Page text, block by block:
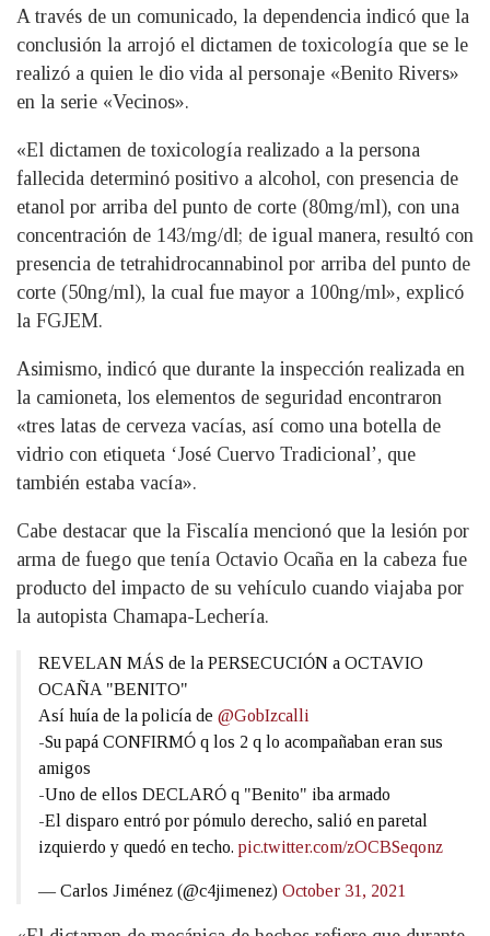
A través de un comunicado, la dependencia indicó que la
conclusión la arrojó el dictamen de toxicología que se le
realizó a quien le dio vida al personaje «Benito Rivers»
en la serie «Vecinos».
«El dictamen de toxicología realizado a la persona
fallecida determinó positivo a alcohol, con presencia de
etanol por arriba del punto de corte (80mg/ml), con una
concentración de 143/mg/dl; de igual manera, resultó con
presencia de tetrahidrocannabinol por arriba del punto de
corte (50ng/ml), la cual fue mayor a 100ng/ml», explicó
la FGJEM.
Asimismo, indicó que durante la inspección realizada en
la camioneta, los elementos de seguridad encontraron
«tres latas de cerveza vacías, así como una botella de
vidrio con etiqueta ‘José Cuervo Tradicional’, que
también estaba vacía».
Cabe destacar que la Fiscalía mencionó que la lesión por
arma de fuego que tenía Octavio Ocaña en la cabeza fue
producto del impacto de su vehículo cuando viajaba por
la autopista Chamapa-Lechería.
REVELAN MÁS de la PERSECUCIÓN a OCTAVIO
OCAÑA "BENITO"
Así huía de la policía de @GobIzcalli
-Su papá CONFIRMÓ q los 2 q lo acompañaban eran sus
amigos
-Uno de ellos DECLARÓ q "Benito" iba armado
-El disparo entró por pómulo derecho, salió en paretal
izquierdo y quedó en techo. pic.twitter.com/zOCBSeqonz
— Carlos Jiménez (@c4jimenez) October 31, 2021